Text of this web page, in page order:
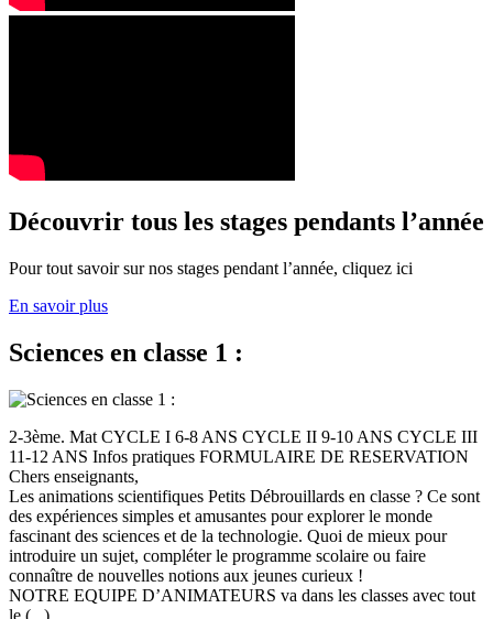
Découvrir tous les stages pendants l’année
Pour tout savoir sur nos stages pendant l’année, cliquez ici
En savoir plus
Sciences en classe 1 :
2-3ème. Mat CYCLE I 6-8 ANS CYCLE II 9-10 ANS CYCLE III
11-12 ANS Infos pratiques FORMULAIRE DE RESERVATION
Chers enseignants,
Les animations scientifiques Petits Débrouillards en classe ? Ce sont
des expériences simples et amusantes pour explorer le monde
fascinant des sciences et de la technologie. Quoi de mieux pour
introduire un sujet, compléter le programme scolaire ou faire
connaître de nouvelles notions aux jeunes curieux !
NOTRE EQUIPE D’ANIMATEURS va dans les classes avec tout
le (...)